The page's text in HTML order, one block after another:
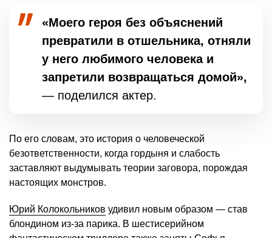
«Моего героя без объяснений
превратили в отшельника, отняли
у него любимого человека и
запретили возвращаться домой»,
— поделился актер.
По его словам, это история о человеческой
безответственности, когда гордыня и слабость
заставляют выдумывать теории заговора, порождая
настоящих монстров.
Юрий Колокольников удивил новым образом — став
блондином из-за парика. В шестисерийном